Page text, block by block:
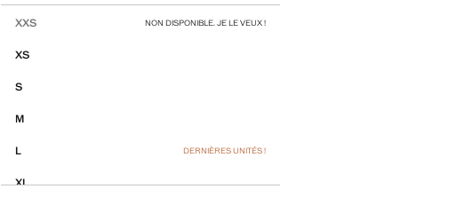
XXS NON DISPONIBLE. JE LE VEUX !
XS
S
M
L DERNIÈRES UNITÉS !
XL